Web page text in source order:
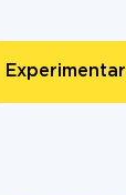
Experimentar